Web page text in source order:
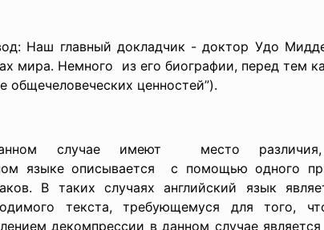
Наш главный докладчик - доктор Удо
мира. Немного из его биографии, перед тем
общечеловеческих ценностей”).
случае имеют место различия,
языке описывается с помощью одного
В таких случаях английский язык
текста, требующемуся для того,
декомпрессии в данном случае